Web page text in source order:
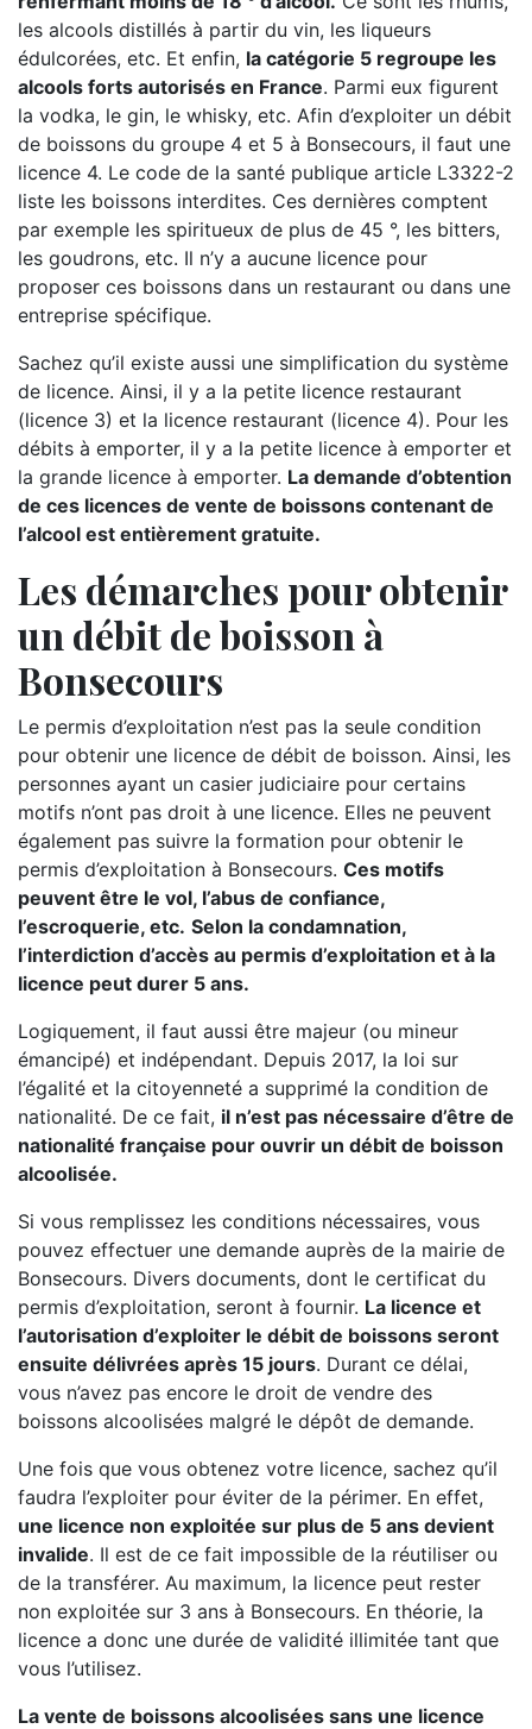
les alcools distillés à partir du vin, les liqueurs
édulcorées, etc. Et enfin, la catégorie 5 regroupe les
alcools forts autorisés en France. Parmi eux figurent
la vodka, le gin, le whisky, etc. Afin d’exploiter un débit
de boissons du groupe 4 et 5 à Bonsecours, il faut une
licence 4. Le code de la santé publique article L3322-2
liste les boissons interdites. Ces dernières comptent
par exemple les spiritueux de plus de 45 °, les bitters,
les goudrons, etc. Il n’y a aucune licence pour
proposer ces boissons dans un restaurant ou dans une
entreprise spécifique.
Sachez qu’il existe aussi une simplification du système
de licence. Ainsi, il y a la petite licence restaurant
(licence 3) et la licence restaurant (licence 4). Pour les
débits à emporter, il y a la petite licence à emporter et
la grande licence à emporter. La demande d’obtention
de ces licences de vente de boissons contenant de
l’alcool est entièrement gratuite.
Les démarches pour obtenir
un débit de boisson à
Bonsecours
Le permis d’exploitation n’est pas la seule condition
pour obtenir une licence de débit de boisson. Ainsi, les
personnes ayant un casier judiciaire pour certains
motifs n’ont pas droit à une licence. Elles ne peuvent
également pas suivre la formation pour obtenir le
permis d’exploitation à Bonsecours. Ces motifs
peuvent être le vol, l’abus de confiance,
l’escroquerie, etc. Selon la condamnation,
l’interdiction d’accès au permis d’exploitation et à la
licence peut durer 5 ans.
Logiquement, il faut aussi être majeur (ou mineur
émancipé) et indépendant. Depuis 2017, la loi sur
l’égalité et la citoyenneté a supprimé la condition de
nationalité. De ce fait, il n’est pas nécessaire d’être de
nationalité française pour ouvrir un débit de boisson
alcoolisée.
Si vous remplissez les conditions nécessaires, vous
pouvez effectuer une demande auprès de la mairie de
Bonsecours. Divers documents, dont le certificat du
permis d’exploitation, seront à fournir. La licence et
l’autorisation d’exploiter le débit de boissons seront
ensuite délivrées après 15 jours. Durant ce délai,
vous n’avez pas encore le droit de vendre des
boissons alcoolisées malgré le dépôt de demande.
Une fois que vous obtenez votre licence, sachez qu’il
faudra l’exploiter pour éviter de la périmer. En effet,
une licence non exploitée sur plus de 5 ans devient
invalide. Il est de ce fait impossible de la réutiliser ou
de la transférer. Au maximum, la licence peut rester
non exploitée sur 3 ans à Bonsecours. En théorie, la
licence a donc une durée de validité illimitée tant que
vous l’utilisez.
La vente de boissons alcoolisées sans une licence